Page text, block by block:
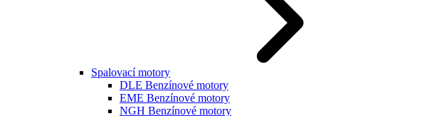
Spalovací motory
DLE Benzínové motory
EME Benzínové motory
NGH Benzínové motory